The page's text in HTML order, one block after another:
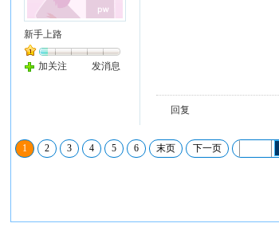
新手上路
加关注 发消息
回复
1 2 3 4 5 6 末页 下一页